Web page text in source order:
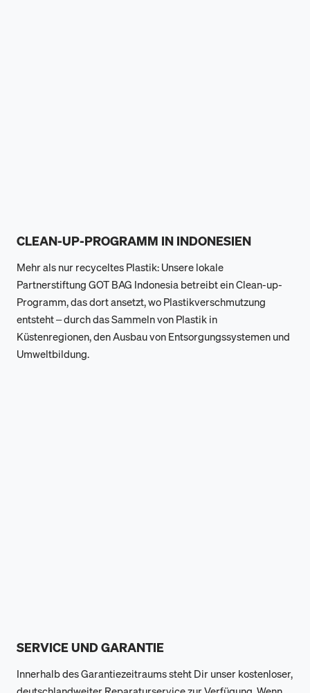
CLEAN-UP-PROGRAMM IN INDONESIEN
Mehr als nur recyceltes Plastik: Unsere lokale
Partnerstiftung GOT BAG Indonesia betreibt ein Clean-up-
Programm, das dort ansetzt, wo Plastikverschmutzung
entsteht – durch das Sammeln von Plastik in
Küstenregionen, den Ausbau von Entsorgungssystemen und
Umweltbildung.
SERVICE UND GARANTIE
Innerhalb des Garantiezeitraums steht Dir unser kostenloser,